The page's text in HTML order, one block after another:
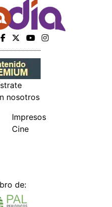
nosotros
Impresos
Cine
de: